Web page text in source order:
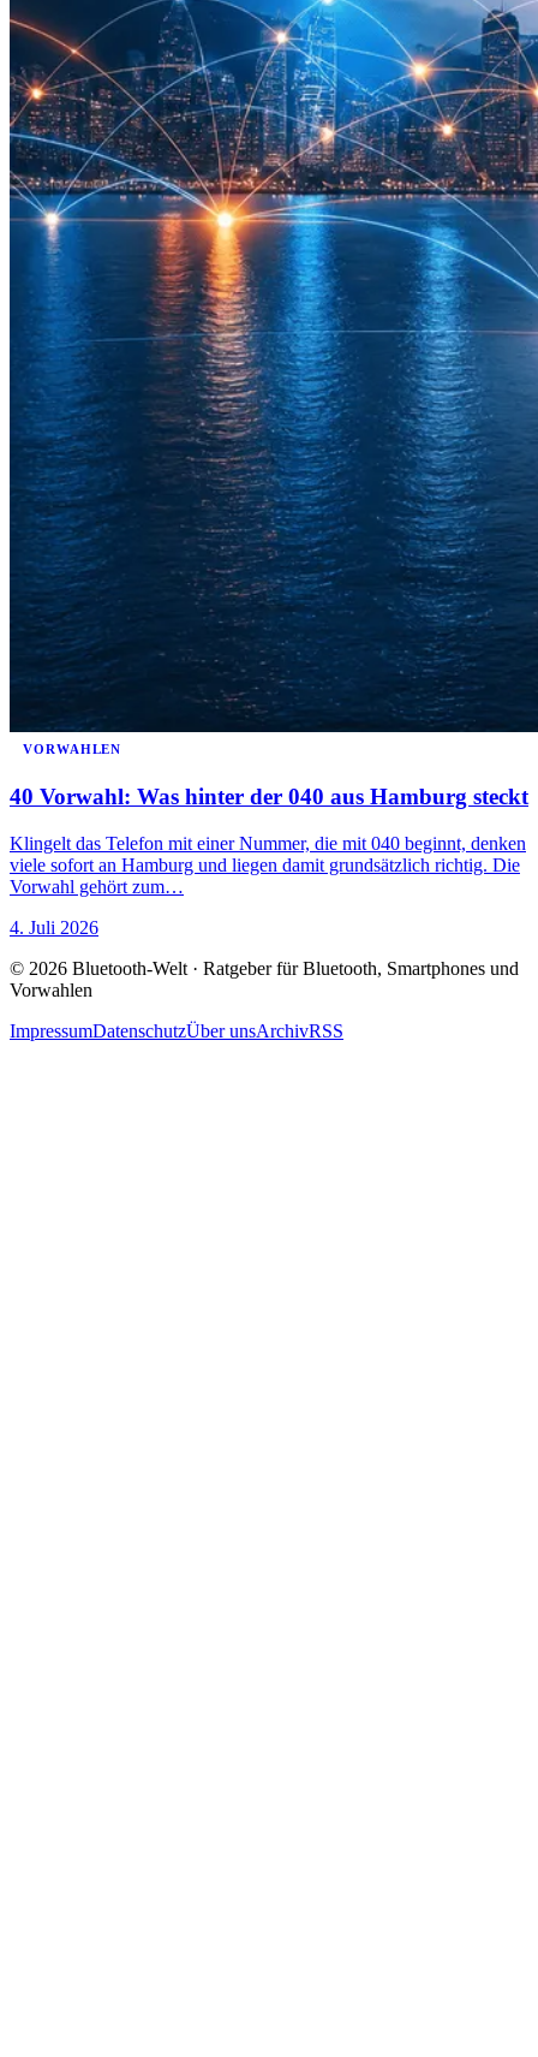
VORWAHLEN
40 Vorwahl: Was hinter der 040 aus Hamburg steckt
Klingelt das Telefon mit einer Nummer, die mit 040 beginnt, denken
viele sofort an Hamburg und liegen damit grundsätzlich richtig. Die
Vorwahl gehört zum…
4. Juli 2026
© 2026 Bluetooth-Welt · Ratgeber für Bluetooth, Smartphones und
Vorwahlen
ImpressumDatenschutzÜber unsArchivRSS